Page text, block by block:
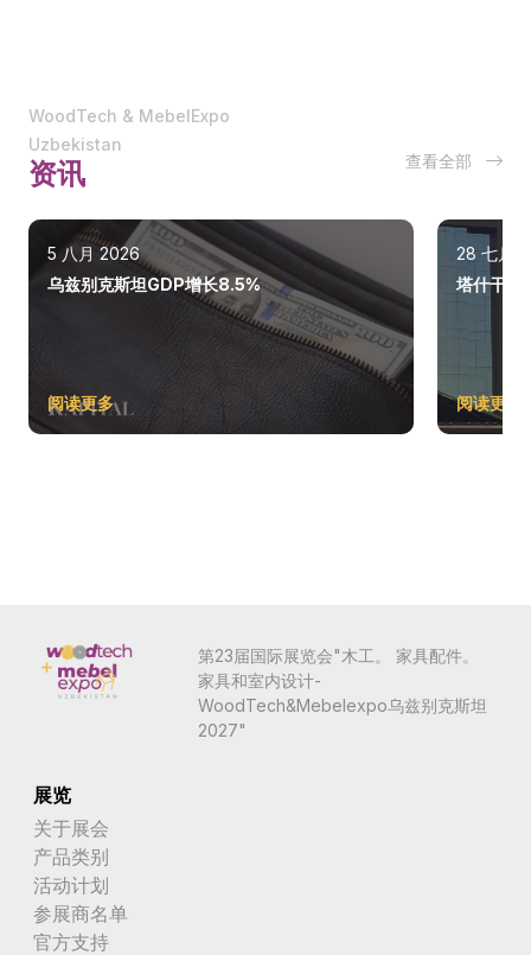
WoodTech & MebelExpo
Uzbekistan
资讯 查看全部
5 八月 2026
乌兹别克斯坦GDP增长8.5%
阅读更多
28 七月
塔什干巩
阅读更多
第23届国际展览会"木工。 家具配件。
家具和室内设计-
WoodTech&Mebelexpo乌兹别克斯坦
2027"
展览
关于展会
产品类别
活动计划
参展商名单
官方支持